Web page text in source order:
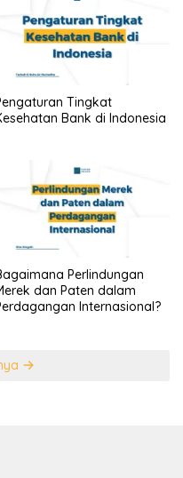
Tingkat
Bank di Indonesia
Perlindungan
dan Paten dalam
Internasional?